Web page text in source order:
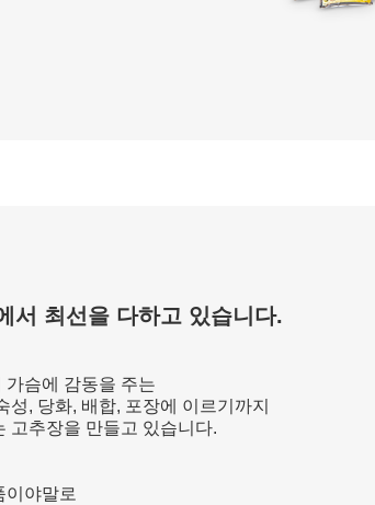
서 최선을 다하고 있습니다.
가슴에 감동을 주는
, 당화, 배합, 포장에 이르기까지
고추장을 만들고 있습니다.
이야말로